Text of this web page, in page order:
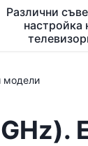
Различни
настройка
модели